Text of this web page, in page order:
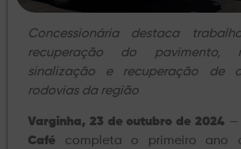
Concessionária destaca
recuperação do pavimento,
sinalização e recuperação de
rodovias da região
Varginha, 23 de outubro de 2024 —
Café completa o primeiro ano